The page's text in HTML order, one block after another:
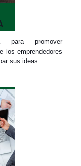
para promover
los emprendedores
sus ideas.